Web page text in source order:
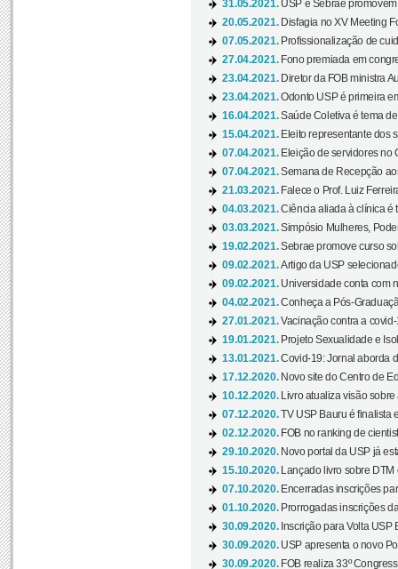
31.05.2021. USP e Sebrae
20.05.2021. Disfagia no XV Meeting
07.05.2021. Profissionalização de
27.04.2021. Fono premiada em
23.04.2021. Diretor da FOB ministra
23.04.2021.Odonto USP é primeira
16.04.2021.Saúde Coletiva é tema
15.04.2021. Eleito representante dos
07.04.2021. Eleição de servidores no
07.04.2021.Semana de Recepção
21.03.2021. Falece o Prof. Luiz
04.03.2021.Ciência aliada à clínica é
03.03.2021.Simpósio Mulheres,
19.02.2021.Sebrae promove curso
09.02.2021.Artigo da USP
09.02.2021. Universidade conta com
04.02.2021.Conheça a Pós-
27.01.2021.Vacinação contra a
19.01.2021. Projeto Sexualidade e
13.01.2021.Covid-19: Jornal aborda
17.12.2020. Novo site do Centro de
10.12.2020.
Livro atualiza visão
07.12.2020.TV USP Bauru é finalista
02.12.2020. FOB no ranking de
29.10.2020. Novo portal da USP já
15.10.2020.
Lançado livro sobre
07.10.2020. Encerradas inscrições
01.10.2020. Prorrogadas inscrições
30.09.2020. Inscrição para Volta USP
30.09.2020. USP apresenta o novo
30.09.2020. FOB realiza 33º